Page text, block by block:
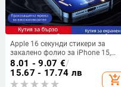
Apple 16 секунди стикери за
закалено фолио за iPhone 15,
анти-пип фолио, фолио за
мобилен телефон, 13 скоростни
стикери, 14+ фолио, артефакт
8.01 - 9.07 €/
15.67 - 17.74 лв
add_shopping_cart